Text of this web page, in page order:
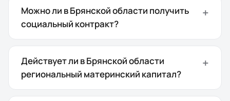
Можно ли в Брянской области получить
социальный контракт?
Действует ли в Брянской области
региональный материнский капитал?